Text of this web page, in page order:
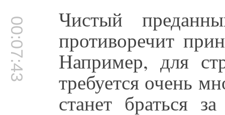
00:07:43 Чистый
противоречит
Например, для
требуется очень
станет браться